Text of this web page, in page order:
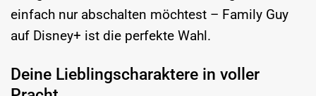
einfach nur abschalten möchtest – Family Guy
auf Disney+ ist die perfekte Wahl.
Deine Lieblingscharaktere in voller